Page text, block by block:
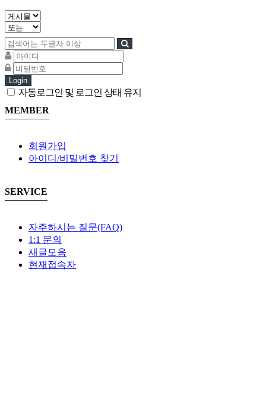
Login
자동로그인 및 로그인 상태 유지
MEMBER
회원가입
아이디/비밀번호 찾기
SERVICE
자주하시는 질문(FAQ)
1:1 문의
새글모음
현재접속자